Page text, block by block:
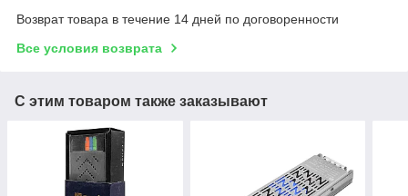
Возврат товара в течение 14 дней по договоренности
Все условия возврата
С этим товаром также заказывают